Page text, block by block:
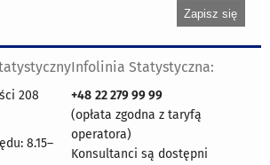
208
8.15–
Infolinia Statystyczna:
+48 22 279 99 99
(opłata zgodna z taryfą
operatora)
Konsultanci są dostępni